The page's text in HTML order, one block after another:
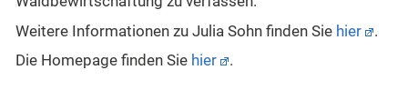
Weitere Informationen zu Julia Sohn finden Sie hier
.
Die Homepage finden Sie hier .